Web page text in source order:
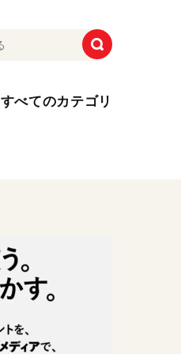
すべてのカテゴリ